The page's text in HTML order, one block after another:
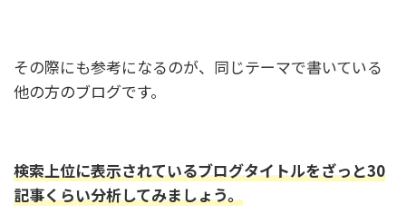
その際にも参考になるのが、同じテーマで書いている
他の方のブログです。
検索上位に表示されているブログタイトルをざっと30
記事くらい分析してみましょう。